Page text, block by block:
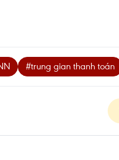
#trung gian thanh toán